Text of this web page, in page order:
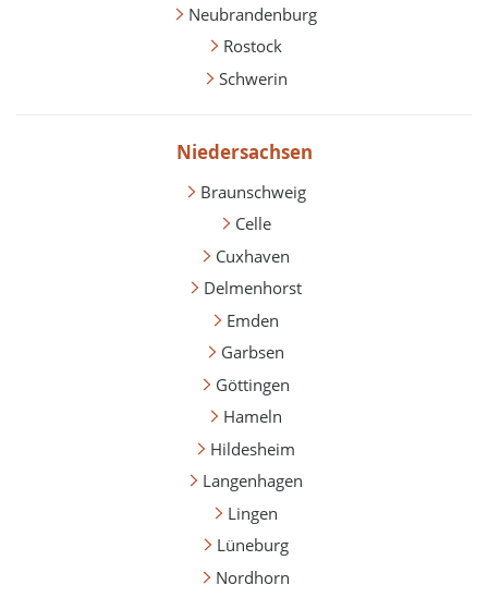
Neubrandenburg
Rostock
Schwerin
Niedersachsen
Braunschweig
Celle
Cuxhaven
Delmenhorst
Emden
Garbsen
Göttingen
Hameln
Hildesheim
Langenhagen
Lingen
Lüneburg
Nordhorn